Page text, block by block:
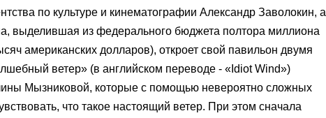
по культуре и кинематографии Александр Заволокин, а
выделившая из федерального бюджета полтора миллиона
американских долларов), откроет свой павильон двумя
ветер» (в английском переводе - «Idiot Wind»)
Мызниковой, которые с помощью невероятно сложных
что такое настоящий ветер. При этом сначала